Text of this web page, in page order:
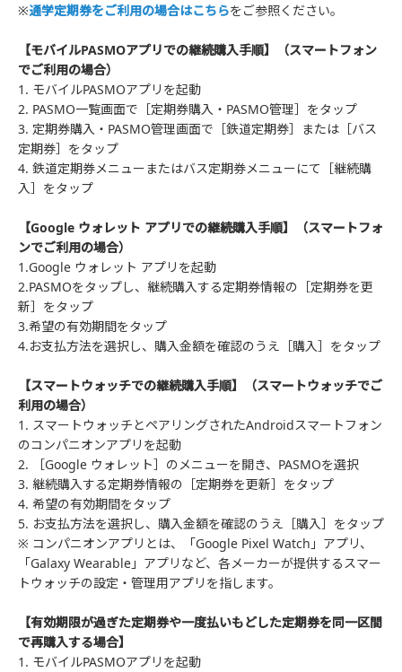
※通学定期券をご利用の場合はこちらをご参照ください。
【モバイルPASMOアプリでの継続購入手順】（スマートフォン
でご利用の場合）
1. モバイルPASMOアプリを起動
2. PASMO一覧画面で［定期券購入・PASMO管理］をタップ
3. 定期券購入・PASMO管理画面で［鉄道定期券］または［バス
定期券］をタップ
4. 鉄道定期券メニューまたはバス定期券メニューにて［継続購
入］をタップ
【Google ウォレット アプリでの継続購入手順】（スマートフォ
ンでご利用の場合）
1.Google ウォレット アプリを起動
2.PASMOをタップし、継続購入する定期券情報の［定期券を更
新］をタップ
3.希望の有効期間をタップ
4.お支払方法を選択し、購入金額を確認のうえ［購入］をタップ
【スマートウォッチでの継続購入手順】（スマートウォッチでご
利用の場合）
1. スマートウォッチとペアリングされたAndroidスマートフォン
のコンパニオンアプリを起動
2. ［Google ウォレット］のメニューを開き、PASMOを選択
3. 継続購入する定期券情報の［定期券を更新］をタップ
4. 希望の有効期間をタップ
5. お支払方法を選択し、購入金額を確認のうえ［購入］をタップ
※ コンパニオンアプリとは、「Google Pixel Watch」アプリ、
「Galaxy Wearable」アプリなど、各メーカーが提供するスマー
トウォッチの設定・管理用アプリを指します。
【有効期限が過ぎた定期券や一度払いもどした定期券を同一区間
で再購入する場合】
1. モバイルPASMOアプリを起動